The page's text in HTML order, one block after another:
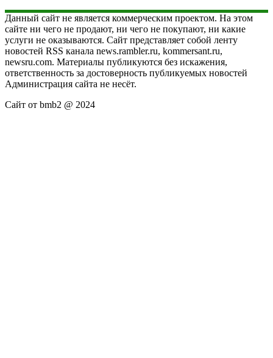
Данный сайт не является коммерческим проектом. На этом
сайте ни чего не продают, ни чего не покупают, ни какие
услуги не оказываются. Сайт представляет собой ленту
новостей RSS канала news.rambler.ru, kommersant.ru,
newsru.com. Материалы публикуются без искажения,
ответственность за достоверность публикуемых новостей
Администрация сайта не несёт.
Сайт от bmb2 @ 2024